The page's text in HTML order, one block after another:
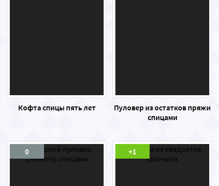
Кофта спицы пять лет
Пуловер из остатков пряжи
спицами
0 +1